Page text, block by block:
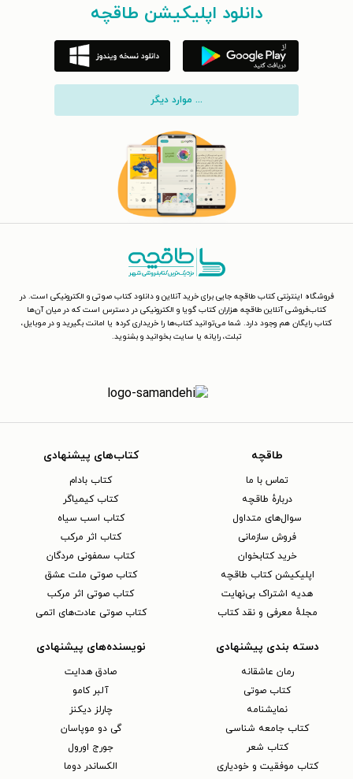
دانلود اپلیکیشن طاقچه
... موارد دیگر
فروشگاه اینترنتی کتاب طاقچه جایی برای خرید آنلاین و دانلود کتاب صوتی و الکترونیکی است. در
کتاب‌فروشی آنلاین طاقچه هزاران کتاب گویا و الکترونیکی در دسترس است که در میان آن‌ها
کتاب رایگان هم وجود دارد. شما می‌توانید کتاب‌ها را خریداری کرده یا امانت بگیرید و در موبایل،
تبلت، رایانه یا سایت بخوانید و بشنوید.
طاقچه
تماس با ما
دربارهٔ طاقچه
سوال‌های متداول
فروش سازمانی
خرید کتابخوان
اپلیکیشن کتاب طاقچه
هدیه اشتراک بی‌نهایت
مجلهٔ معرفی و نقد کتاب
کتاب‌های پیشنهادی
کتاب بادام
کتاب کیمیاگر
کتاب اسب سیاه
کتاب اثر مرکب
کتاب سمفونی مردگان
کتاب صوتی ملت عشق
کتاب صوتی اثر مرکب
کتاب صوتی عادت‌های اتمی
دسته بندی پیشنهادی
رمان عاشقانه
کتاب‌ صوتی
نمایشنامه
کتاب جامعه شناسی
کتاب شعر
کتاب موفقیت و خودیاری
نویسنده‌های پیشنهادی
صادق هدایت
آلبر کامو
چارلز دیکنز
گی دو موپاسان
جورج اورول
الکساندر دوما